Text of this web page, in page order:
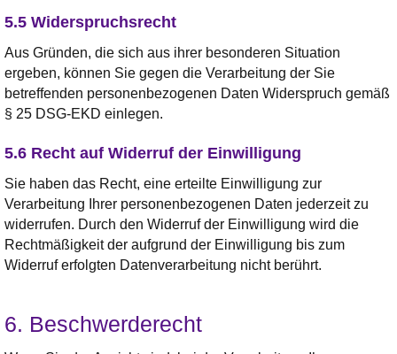
5.5 Widerspruchsrecht
Aus Gründen, die sich aus ihrer besonderen Situation
ergeben, können Sie gegen die Verarbeitung der Sie
betreffenden personenbezogenen Daten Widerspruch gemäß
§ 25 DSG-EKD einlegen.
5.6 Recht auf Widerruf der Einwilligung
Sie haben das Recht, eine erteilte Einwilligung zur
Verarbeitung Ihrer personenbezogenen Daten jederzeit zu
widerrufen. Durch den Widerruf der Einwilligung wird die
Rechtmäßigkeit der aufgrund der Einwilligung bis zum
Widerruf erfolgten Datenverarbeitung nicht berührt.
6. Beschwerderecht